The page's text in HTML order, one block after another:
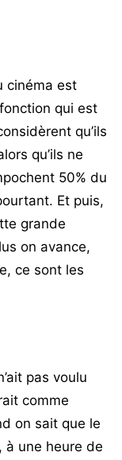
cinéma est
qui est
qu’ils
qu’ils ne
50% du
Et puis,
grande
on avance,
ce sont les
pas voulu
comme
on sait que le
à une heure de